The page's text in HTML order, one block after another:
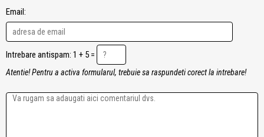
Email:
Intrebare antispam: 1 + 5 =
Atentie! Pentru a activa formularul, trebuie sa raspundeti corect la intrebare!